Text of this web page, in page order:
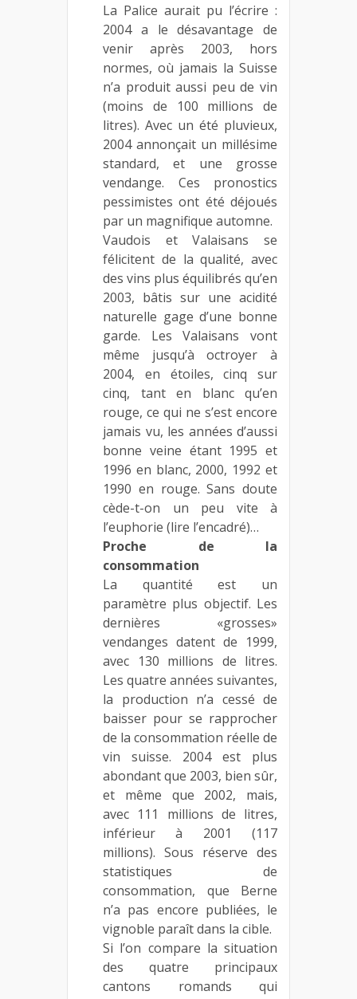
La Palice aurait pu l’écrire :
2004 a le désavantage de
venir après 2003, hors
normes, où jamais la Suisse
n’a produit aussi peu de vin
(moins de 100 millions de
litres). Avec un été pluvieux,
2004 annonçait un millésime
standard, et une grosse
vendange. Ces pronostics
pessimistes ont été déjoués
par un magnifique automne.
Vaudois et Valaisans se
félicitent de la qualité, avec
des vins plus équilibrés qu’en
2003, bâtis sur une acidité
naturelle gage d’une bonne
garde. Les Valaisans vont
même jusqu’à octroyer à
2004, en étoiles, cinq sur
cinq, tant en blanc qu’en
rouge, ce qui ne s’est encore
jamais vu, les années d’aussi
bonne veine étant 1995 et
1996 en blanc, 2000, 1992 et
1990 en rouge. Sans doute
cède-t-on un peu vite à
l’euphorie (lire l’encadré)…
Proche de la
consommation
La quantité est un
paramètre plus objectif. Les
dernières «grosses»
vendanges datent de 1999,
avec 130 millions de litres.
Les quatre années suivantes,
la production n’a cessé de
baisser pour se rapprocher
de la consommation réelle de
vin suisse. 2004 est plus
abondant que 2003, bien sûr,
et même que 2002, mais,
avec 111 millions de litres,
inférieur à 2001 (117
millions). Sous réserve des
statistiques de
consommation, que Berne
n’a pas encore publiées, le
vignoble paraît dans la cible.
Si l’on compare la situation
des quatre principaux
cantons romands qui